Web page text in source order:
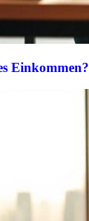
Einkommen?